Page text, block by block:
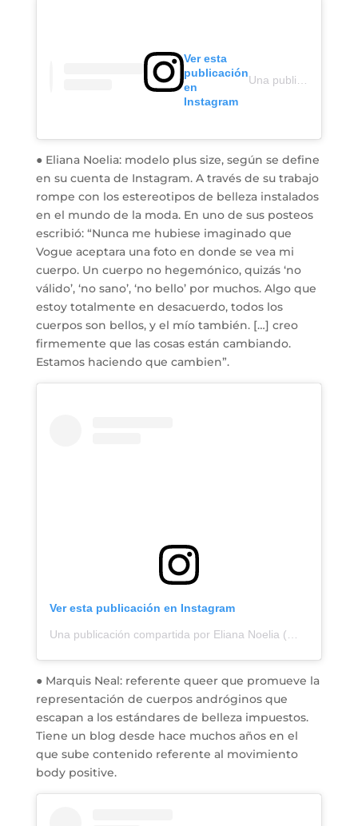
Ver esta
publicación
en
Instagram
● Eliana Noelia: modelo plus size, según se define
en su cuenta de Instagram. A través de su trabajo
rompe con los estereotipos de belleza instalados
en el mundo de la moda. En uno de sus posteos
escribió: “Nunca me hubiese imaginado que
Vogue aceptara una foto en donde se vea mi
cuerpo. Un cuerpo no hegemónico, quizás ‘no
válido’, ‘no sano’, ‘no bello’ por muchos. Algo que
estoy totalmente en desacuerdo, todos los
cuerpos son bellos, y el mío también. […] creo
firmemente que las cosas están cambiando.
Estamos haciendo que cambien”.
Ver esta publicación en Instagram
● Marquis Neal: referente queer que promueve la
representación de cuerpos andróginos que
escapan a los estándares de belleza impuestos.
Tiene un blog desde hace muchos años en el
que sube contenido referente al movimiento
body positive.